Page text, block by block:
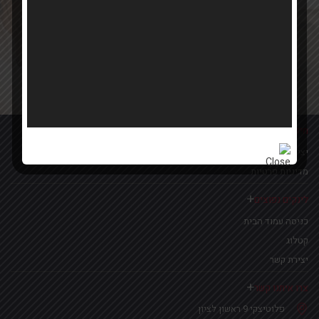
מידע נוסף
יצירת קשר
מדיניות פרטיות
לינקים נפוצים
כניסה עמוד הבית
קטלוג
יצירת קשר
צרו איתנו קשר
פלוטיצקי 9 ראשון לציון